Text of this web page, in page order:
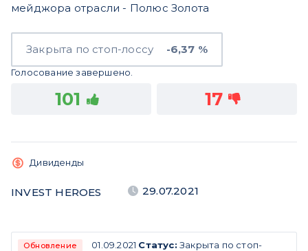
мейджора отрасли - Полюс Золота
Закрыта по стоп-лоссу -6,37 %
Голосование завершено.
101 17
Дивиденды
INVEST HEROES 29.07.2021
Обновление 01.09.2021 Статус: Закрыта по стоп-